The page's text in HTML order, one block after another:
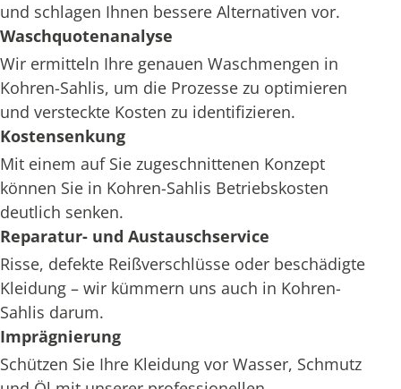
und schlagen Ihnen bessere Alternativen vor.
Waschquotenanalyse
Wir ermitteln Ihre genauen Waschmengen in
Kohren-Sahlis, um die Prozesse zu optimieren
und versteckte Kosten zu identifizieren.
Kostensenkung
Mit einem auf Sie zugeschnittenen Konzept
können Sie in Kohren-Sahlis Betriebskosten
deutlich senken.
Reparatur- und Austauschservice
Risse, defekte Reißverschlüsse oder beschädigte
Kleidung – wir kümmern uns auch in Kohren-
Sahlis darum.
Imprägnierung
Schützen Sie Ihre Kleidung vor Wasser, Schmutz